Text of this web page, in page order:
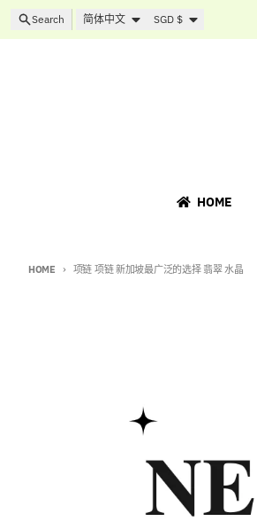
Skip to content
Search Language
简体中文 Country/region
SGD $
HOME
HOME 项链 项链 新加坡最广泛的选择 翡翠 水晶